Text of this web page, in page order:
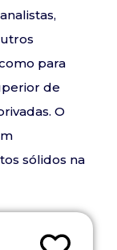
para
de
O
sólidos na